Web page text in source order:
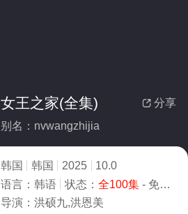
 分享
女王之家(全集)
别名：nvwangzhijia
韩国 韩国 2025
10.0
语言： 韩语 状态： 全100集- 免费在线观看
导演： 洪硕九,洪恩美